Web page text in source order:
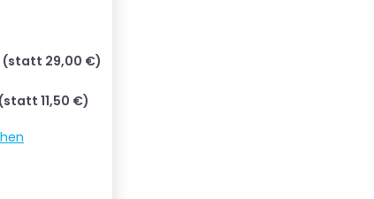
(statt 29,00 €)
11,50 €)